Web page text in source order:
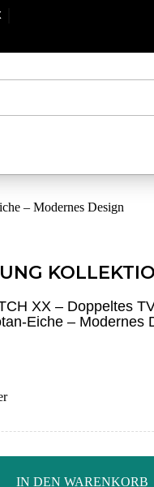
– Modernes Design
XX – Doppeltes
Eiche – Modernes
IN DEN WARENKORB